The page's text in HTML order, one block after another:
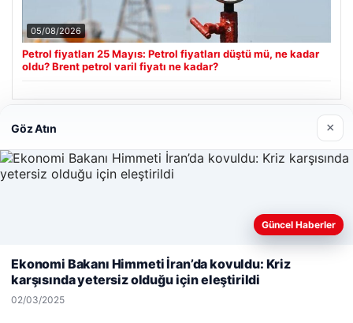
05/08/2026
Petrol fiyatları 25 Mayıs: Petrol fiyatları düştü mü, ne kadar
oldu? Brent petrol varil fiyatı ne kadar?
Son Eklenen Firmalar
Web sitemizi nasıl kullandığınızı daha iyi anlayabilmek,
kullanıyoruz.Çerez Politikamız
Reddet
Göz Atın ×
Güncel Haberler
Ekonomi Bakanı Himmeti İran’da kovuldu: Kriz
karşısında yetersiz olduğu için eleştirildi
02/03/2025